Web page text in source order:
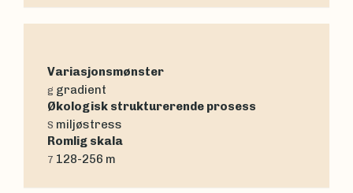
Variasjonsmønster
g gradient
Økologisk strukturerende prosess
S miljøstress
Romlig skala
7 128-256 m